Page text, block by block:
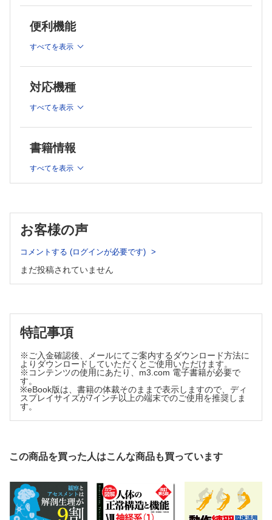
2-2 視診
2-3 触診
2-4 打診
2-5 聴診
3-2 呼吸機能の評価
3-3 血液ガス分析
4-2 気管支喘息
4-4 間質性肺炎
4-5 びまん性汎細気管支炎
4-7 急性呼吸促迫症候群（ARDS）
4-8 胸水貯留
4-10 無気肺
参考図書
索引
便利機能
すべてを表示
対応機種
すべてを表示
書籍情報
すべてを表示
お客様の声
コメントする (ログインが必要です)
まだ投稿されていません
特記事項
※ご入金確認後、メールにてご案内するダウンロード方法に
よりダウンロードしていただくとご使用いただけます。
※コンテンツの使用にあたり、m3.com 電子書籍が必要で
す。
※eBook版は、書籍の体裁そのままで表示しますので、ディ
スプレイサイズが7インチ以上の端末でのご使用を推奨しま
す。
この商品を買った人はこんな商品も買っています